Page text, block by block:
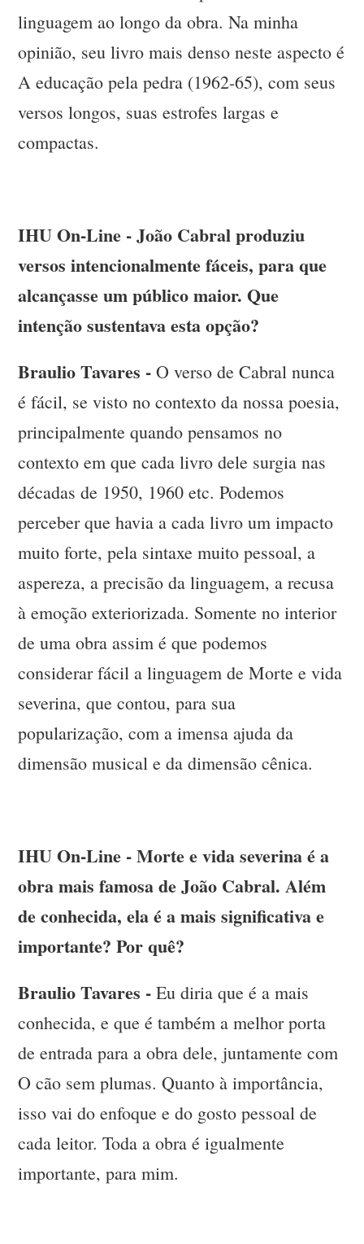
linguagem ao longo da obra. Na minha
opinião, seu livro mais denso neste aspecto é
A educação pela pedra (1962-65), com seus
versos longos, suas estrofes largas e
compactas.
IHU On-Line - João Cabral produziu
versos intencionalmente fáceis, para que
alcançasse um público maior. Que
intenção sustentava esta opção?
Braulio Tavares -O verso de Cabral nunca
é fácil, se visto no contexto da nossa poesia,
principalmente quando pensamos no
contexto em que cada livro dele surgia nas
décadas de 1950, 1960 etc. Podemos
perceber que havia a cada livro um impacto
muito forte, pela sintaxe muito pessoal, a
aspereza, a precisão da linguagem, a recusa
à emoção exteriorizada. Somente no interior
de uma obra assim é que podemos
considerar fácil a linguagem de Morte e vida
severina, que contou, para sua
popularização, com a imensa ajuda da
dimensão musical e da dimensão cênica.
IHU On-Line - Morte e vida severina é a
obra mais famosa de João Cabral. Além
de conhecida, ela é a mais significativa e
importante? Por quê?
Braulio Tavares -Eu diria que é a mais
conhecida, e que é também a melhor porta
de entrada para a obra dele, juntamente com
O cão sem plumas. Quanto à importância,
isso vai do enfoque e do gosto pessoal de
cada leitor. Toda a obra é igualmente
importante, para mim.